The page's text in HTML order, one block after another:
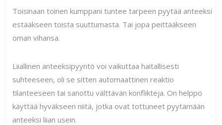
Toisinaan toinen kumppani tuntee tarpeen pyytää anteeksi
estääkseen toista suuttumasta. Tai jopa peittääkseen
oman vihansa.
Liiallinen anteeksipyyntö voi vaikuttaa haitallisesti
suhteeseen, oli se sitten automaattinen reaktio
tilanteeseen tai sanottu välttävän konflikteja. On helppo
käyttää hyväkseen niitä, jotka ovat tottuneet pyytämään
anteeksi liian usein.